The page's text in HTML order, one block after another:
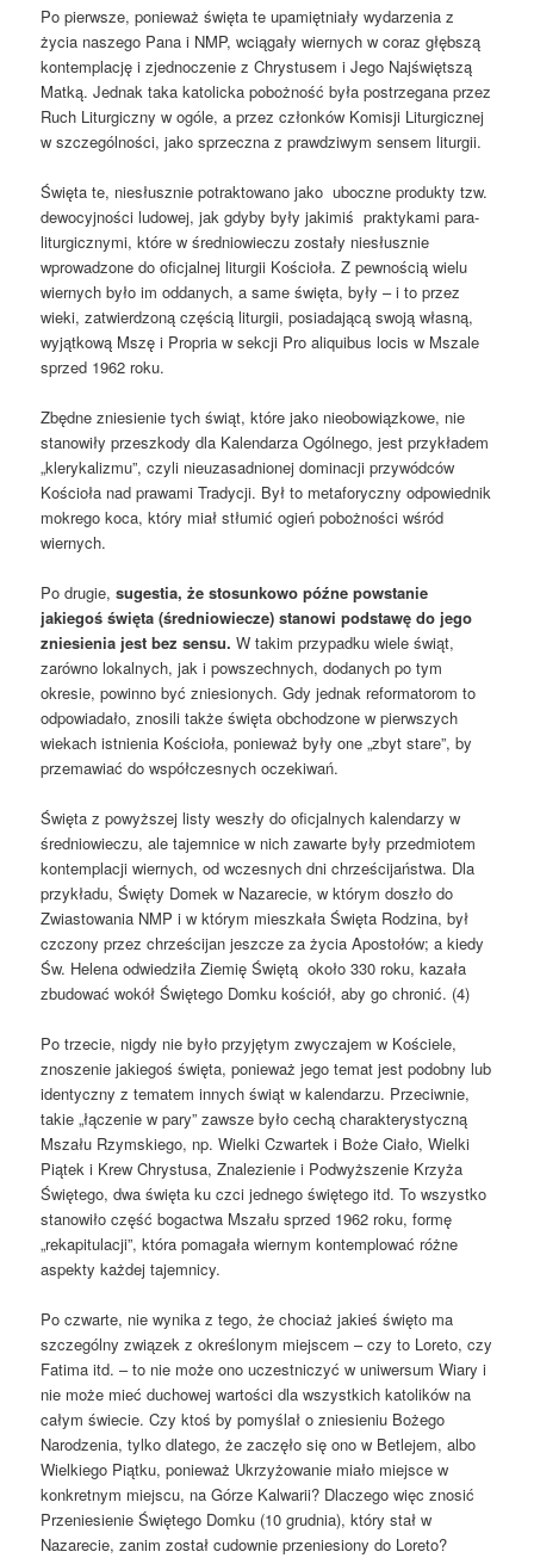
Po pierwsze, ponieważ święta te upamiętniały wydarzenia z
życia naszego Pana i NMP, wciągały wiernych w coraz głębszą
kontemplację i zjednoczenie z Chrystusem i Jego Najświętszą
Matką. Jednak taka katolicka pobożność była postrzegana przez
Ruch Liturgiczny w ogóle, a przez członków Komisji Liturgicznej
w szczególności, jako sprzeczna z prawdziwym sensem liturgii.
Święta te, niesłusznie potraktowano jako uboczne produkty tzw.
dewocyjności ludowej, jak gdyby były jakimiś praktykami para-
liturgicznymi, które w średniowieczu zostały niesłusznie
wprowadzone do oficjalnej liturgii Kościoła. Z pewnością wielu
wiernych było im oddanych, a same święta, były – i to przez
wieki, zatwierdzoną częścią liturgii, posiadającą swoją własną,
wyjątkową Mszę i Propria w sekcji Pro aliquibus locis w Mszale
sprzed 1962 roku.
Zbędne zniesienie tych świąt, które jako nieobowiązkowe, nie
stanowiły przeszkody dla Kalendarza Ogólnego, jest przykładem
„klerykalizmu”, czyli nieuzasadnionej dominacji przywódców
Kościoła nad prawami Tradycji. Był to metaforyczny odpowiednik
mokrego koca, który miał stłumić ogień pobożności wśród
wiernych.
Po drugie,sugestia, że stosunkowo późne powstanie
jakiegoś święta (średniowiecze) stanowi podstawę do jego
zniesienia jest bez sensu. W takim przypadku wiele świąt,
zarówno lokalnych, jak i powszechnych, dodanych po tym
okresie, powinno być zniesionych. Gdy jednak reformatorom to
odpowiadało, znosili także święta obchodzone w pierwszych
wiekach istnienia Kościoła, ponieważ były one „zbyt stare”, by
przemawiać do współczesnych oczekiwań.
Święta z powyższej listy weszły do oficjalnych kalendarzy w
średniowieczu, ale tajemnice w nich zawarte były przedmiotem
kontemplacji wiernych, od wczesnych dni chrześcijaństwa. Dla
przykładu, Święty Domek w Nazarecie, w którym doszło do
Zwiastowania NMP i w którym mieszkała Święta Rodzina, był
czczony przez chrześcijan jeszcze za życia Apostołów; a kiedy
Św. Helena odwiedziła Ziemię Świętą około 330 roku, kazała
zbudować wokół Świętego Domku kościół, aby go chronić. (4)
Po trzecie, nigdy nie było przyjętym zwyczajem w Kościele,
znoszenie jakiegoś święta, ponieważ jego temat jest podobny lub
identyczny z tematem innych świąt w kalendarzu. Przeciwnie,
takie „łączenie w pary” zawsze było cechą charakterystyczną
Mszału Rzymskiego, np. Wielki Czwartek i Boże Ciało, Wielki
Piątek i Krew Chrystusa, Znalezienie i Podwyższenie Krzyża
Świętego, dwa święta ku czci jednego świętego itd. To wszystko
stanowiło część bogactwa Mszału sprzed 1962 roku, formę
„rekapitulacji”, która pomagała wiernym kontemplować różne
aspekty każdej tajemnicy.
Po czwarte, nie wynika z tego, że chociaż jakieś święto ma
szczególny związek z określonym miejscem – czy to Loreto, czy
Fatima itd. – to nie może ono uczestniczyć w uniwersum Wiary i
nie może mieć duchowej wartości dla wszystkich katolików na
całym świecie. Czy ktoś by pomyślał o zniesieniu Bożego
Narodzenia, tylko dlatego, że zaczęło się ono w Betlejem, albo
Wielkiego Piątku, ponieważ Ukrzyżowanie miało miejsce w
konkretnym miejscu, na Górze Kalwarii? Dlaczego więc znosić
Przeniesienie Świętego Domku (10 grudnia), który stał w
Nazarecie, zanim został cudownie przeniesiony do Loreto?